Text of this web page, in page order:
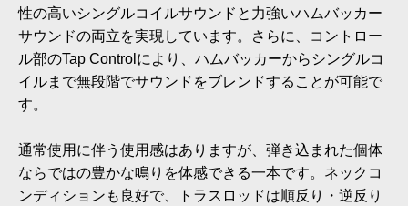
性の高いシングルコイルサウンドと力強いハムバッカー
サウンドの両立を実現しています。さらに、コントロー
ル部のTap Controlにより、ハムバッカーからシングルコ
イルまで無段階でサウンドをブレンドすることが可能で
す。
通常使用に伴う使用感はありますが、弾き込まれた個体
ならではの豊かな鳴りを体感できる一本です。ネックコ
ンディションも良好で、トラスロッドは順反り・逆反り